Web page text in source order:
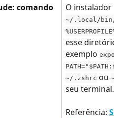
comando
O
~/.local/
esse
exemplo
~/.zshrc ou
seu terminal.
Referência: